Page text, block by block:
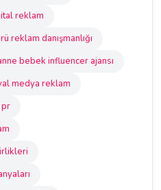
reklam
reklam danışmanlığı
bebek influencer ajansı
medya reklam
pr